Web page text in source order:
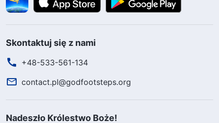
Skontaktuj się z nami
+48-533-561-134
contact.pl@godfootsteps.org
Nadeszło Królestwo Boże!